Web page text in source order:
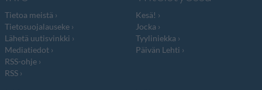
Tietoa meistä
Tietosuojalauseke
Lähetä uutisvinkki
Mediatiedot
RSS-ohje
RSS
Kesä!
Jocka
Tyyliniekka
Päivän Lehti